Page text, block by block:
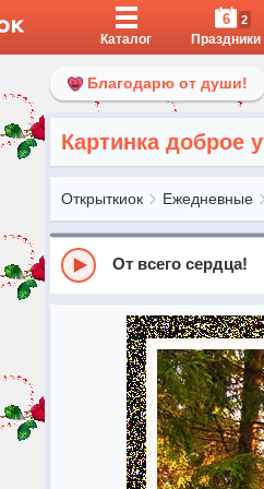
Каталог
6 2
Праздники
Благодарю от души!
Картинка доброе
Открыткиок Ежедневные
От всего сердца!